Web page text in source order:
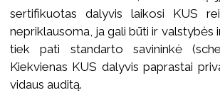
sertifikuotas dalyvis laikosi KUS
nepriklausoma, ja gali būti ir
tiek pati standarto savininkė
Kiekvienas KUS dalyvis paprastai
vidaus auditą.